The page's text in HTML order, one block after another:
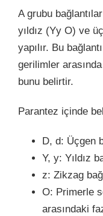
A grubu
yıldız (Yy O) ve
yapılır. Bu
gerilimler
bunu belirtir.
Parantez içinde
D, d: Üçgen
Y, y: Yıldız
z: Zikzag
O: Primerle
arasındaki